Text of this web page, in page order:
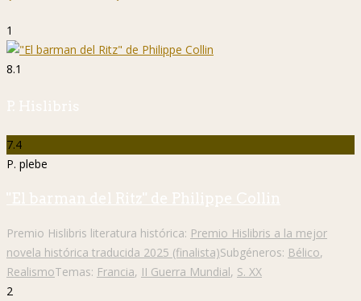
1
8.1
P. Hislibris
7.4
P. plebe
"El barman del Ritz" de Philippe Collin
Premio Hislibris literatura histórica: Premio Hislibris a la mejor
novela histórica traducida 2025 (finalista)Subgéneros: Bélico,
RealismoTemas: Francia, II Guerra Mundial, S. XX
2